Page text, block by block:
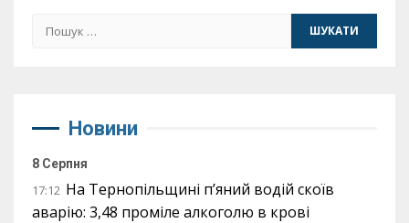
Пошук:
Новини
8 Серпня
17:12 На Тернопільщині п’яний водій скоїв
аварію: 3,48 проміле алкоголю в крові